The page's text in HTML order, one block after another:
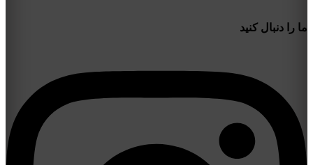
ما را دنبال کنید